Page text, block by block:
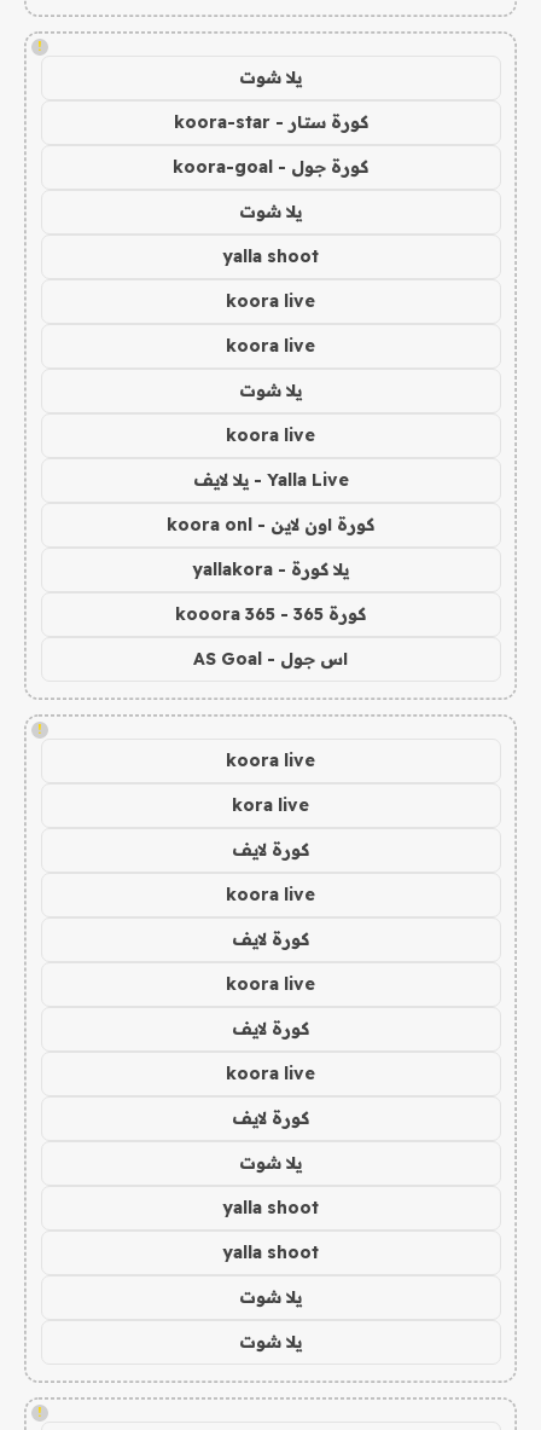
!
يلا شوت
كورة ستار - koora-star
كورة جول - koora-goal
يلا شوت
yalla shoot
koora live
koora live
يلا شوت
koora live
Yalla Live - يلا لايف
كورة اون لاين - koora onl
يلا كورة - yallakora
كورة 365 - kooora 365
اس جول - AS Goal
!
koora live
kora live
كورة لايف
koora live
كورة لايف
koora live
كورة لايف
koora live
كورة لايف
يلا شوت
yalla shoot
yalla shoot
يلا شوت
يلا شوت
!